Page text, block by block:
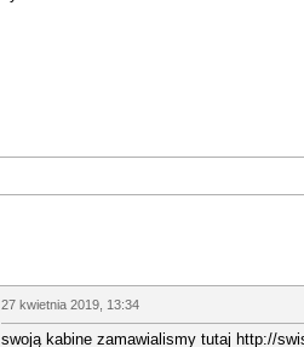
27 kwietnia 2019, 13:34
swoją kabine zamawialismy tutaj http://